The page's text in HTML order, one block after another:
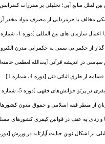
منابع آبی؛ تحلیلی بر مقررات کنفرانس
با جرمزدایی از مصرف مواد مخدر آرام [دوره
سازمان های بین المللی [دوره 1، شماره 2]
حکمرانی سنتی به حکمرانی مدرن الکترونیک [دوره
در اندیشه قرآنی آیت‌الله‌العظمی خامنه‌ای
از طرق اثباتی قتل [دوره 4، شماره 1]
در پرتو خوانش‌های فقهی [دوره 5، شماره 4]
از منظر فقه اسلامی و حقوق مدون کشورهای
زنای به عنف در قوانین کیفری کشورهای مسلمان
اشکال نوین جنایت آپارتاید در ورزش [دوره 7، شماره